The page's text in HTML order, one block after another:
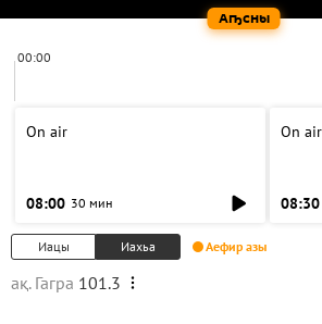
Аҧсны
00:00
On air
08:00 30 мин
On air
08:30
Иацы Иахьа Аефир азы
ақ. Гагра 101.3